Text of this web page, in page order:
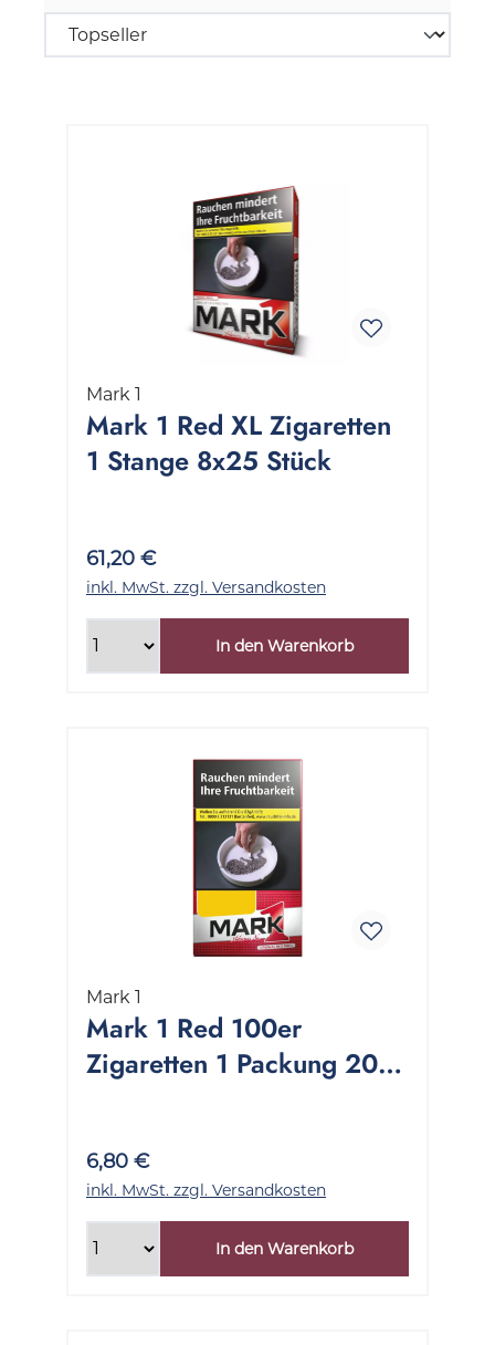
Mark 1
Mark 1 Red XL Zigaretten
1 Stange 8x25 Stück
61,20 €
inkl. MwSt. zzgl. Versandkosten
In den Warenkorb
Mark 1
Mark 1 Red 100er
Zigaretten 1 Packung 20
6,80 €
inkl. MwSt. zzgl. Versandkosten
In den Warenkorb